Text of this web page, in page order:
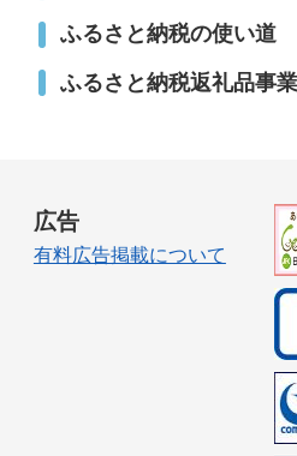
ふるさと納税の使い道
ふるさと納税返礼品事
広告
有料広告掲載について